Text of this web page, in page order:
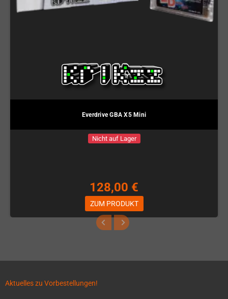
Everdrive GBA X5 Mini
Nicht auf Lager
128,00 €
ZUM PRODUKT
Aktuelles zu Vorbestellungen!